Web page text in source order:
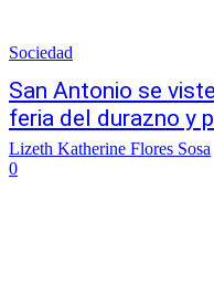
Sociedad
San Antonio se
feria del durazno y
Lizeth Katherine Flores Sosa
0